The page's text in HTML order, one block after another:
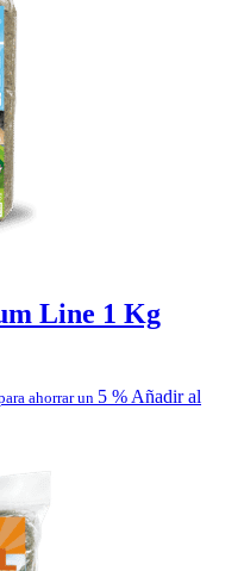
Line 1 Kg
ahorrar un 5 % Añadir al